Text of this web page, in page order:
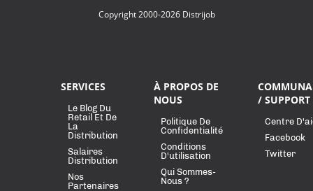
Copyright 2000-2026 Distrijob
SERVICES
Le Blog Du
Retail Et De
La
Distribution
Salaires
Distribution
Nos
Partenaires
À PROPOS DE
NOUS
Politique De
Confidentialité
Conditions
D'utilisation
Qui Sommes-
Nous ?
/ SUPPORT
Centre
Facebook
Twitter